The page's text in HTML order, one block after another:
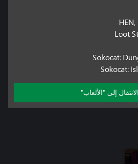
HEN,
Loot
Sokocat:
Sokocat:
الانتقال إلى "الألعاب"